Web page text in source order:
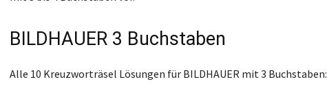
BILDHAUER 3 Buchstaben
Alle 10 Kreuzworträsel Lösungen für BILDHAUER mit 3 Buchstaben: